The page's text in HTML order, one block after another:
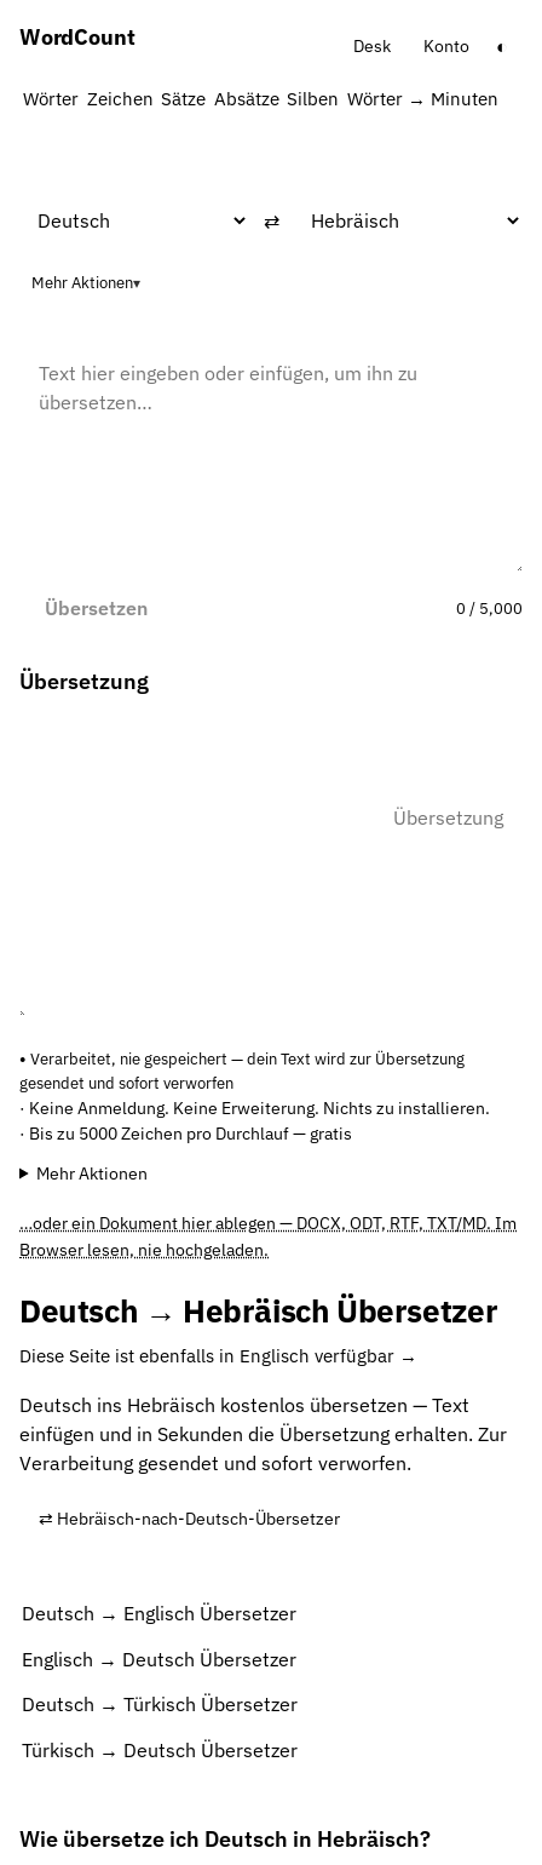
WordCount Desk Konto ◐
Wörter Zeichen Sätze Absätze Silben Wörter → Minuten
Deutsch → Hebräisch Übersetzer
Diese Seite ist ebenfalls in Englisch verfügbar →
Deutsch ins Hebräisch kostenlos übersetzen — Text
einfügen und in Sekunden die Übersetzung erhalten. Zur
Verarbeitung gesendet und sofort verworfen.
⇄ Hebräisch-nach-Deutsch-Übersetzer
⇄
Mehr Aktionen
Übersetzen 0 / 5,000
Verarbeitet, nie gespeichert — dein Text wird zur Übersetzung
gesendet und sofort verworfen
· Keine Anmeldung. Keine Erweiterung. Nichts zu installieren.
· Bis zu 5000 Zeichen pro Durchlauf — gratis
Mehr Aktionen
…oder ein Dokument hier ablegen — DOCX, ODT, RTF, TXT/MD. Im
Browser lesen, nie hochgeladen.
Übersetzung
Deutsch → Englisch Übersetzer
Englisch → Deutsch Übersetzer
Deutsch → Türkisch Übersetzer
Türkisch → Deutsch Übersetzer
Wie übersetze ich Deutsch in Hebräisch?